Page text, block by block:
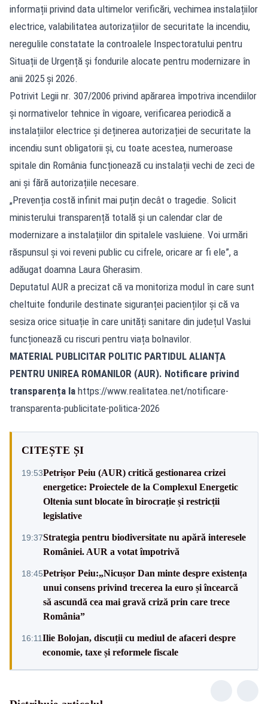
informații privind data ultimelor verificări, vechimea instalațiilor
electrice, valabilitatea autorizațiilor de securitate la incendiu,
neregulile constatate la controalele Inspectoratului pentru
Situații de Urgență și fondurile alocate pentru modernizare în
anii 2025 și 2026.
Potrivit Legii nr. 307/2006 privind apărarea împotriva incendiilor
și normativelor tehnice în vigoare, verificarea periodică a
instalațiilor electrice și deținerea autorizației de securitate la
incendiu sunt obligatorii și, cu toate acestea, numeroase
spitale din România funcționează cu instalații vechi de zeci de
ani și fără autorizațiile necesare.
„Prevenția costă infinit mai puțin decât o tragedie. Solicit
ministerului transparență totală și un calendar clar de
modernizare a instalațiilor din spitalele vasluiene. Voi urmări
răspunsul și voi reveni public cu cifrele, oricare ar fi ele”, a
adăugat doamna Laura Gherasim.
Deputatul AUR a precizat că va monitoriza modul în care sunt
cheltuite fondurile destinate siguranței pacienților și că va
sesiza orice situație în care unități sanitare din județul Vaslui
funcționează cu riscuri pentru viața bolnavilor.
MATERIAL PUBLICITAR POLITIC PARTIDUL ALIANȚA
PENTRU UNIREA ROMANILOR (AUR). Notificare privind
transparența la https://www.realitatea.net/notificare-
transparenta-publicitate-politica-2026
CITEȘTE ȘI
19:53Petrișor Peiu (AUR) critică gestionarea crizei
energetice: Proiectele de la Complexul Energetic
Oltenia sunt blocate în birocrație și restricții
legislative
19:37Strategia pentru biodiversitate nu apără interesele
României. AUR a votat împotrivă
18:45Petrișor Peiu:„Nicușor Dan minte despre existența
unui consens privind trecerea la euro și încearcă
să ascundă cea mai gravă criză prin care trece
România”
16:11Ilie Bolojan, discuții cu mediul de afaceri despre
economie, taxe și reformele fiscale